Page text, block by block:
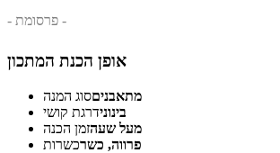
- פרסומת -
אופן הכנת המתכון
מתאבניםסוג המנה
בינונידרגת קושי
מעל שעהזמן הכנה
פרווה, כשרכשרות